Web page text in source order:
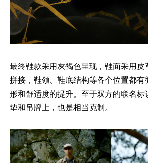
最终鞋款采用灰褐色呈现，鞋面采用皮
拼接，鞋领、鞋底结构等各个位置都有
形和舒适度的提升。至于双方的联名标
垫和吊牌上，也是相当克制。